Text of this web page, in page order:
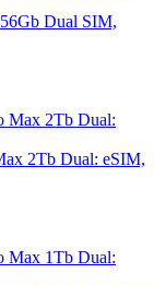
Dual SIM,
2Tb Dual: eSIM,